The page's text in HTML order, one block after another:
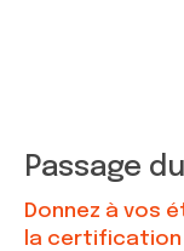
Passage
Donnez à vos
la certification